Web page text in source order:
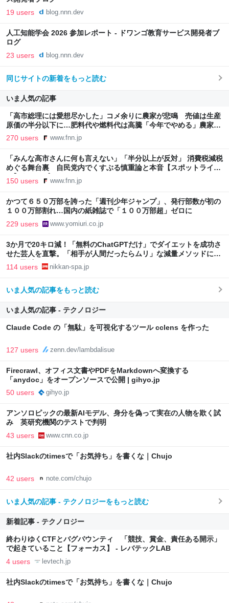
19 users blog.nnn.dev
人工知能学会 2026 参加レポート - ドワンゴ教育サービス開発者ブ
ログ
23 users blog.nnn.dev
同じサイトの新着をもっと読む
いま人気の記事
「高市総理には愛想尽かした」コメ余りに農家が悲鳴 売値は生産
原価の半分以下に…肥料代や燃料代は高騰「今年でやめる」農家も
｜FNNプライムオンライン
270 users www.fnn.jp
「みんな高市さんに何も言えない」「半分以上が反対」 消費税減税
めぐる舞台裏 自民党内でくすぶる慎重論と本音【スポットライ
ト】｜FNNプライムオンライン
150 users www.fnn.jp
かつて６５０万部を誇った「週刊少年ジャンプ」、発行部数が初の
１００万部割れ…国内の紙雑誌で「１００万部超」ゼロに
229 users www.yomiuri.co.jp
3か月で20キロ減！「無料のChatGPTだけ」でダイエットを成功さ
せた芸人を直撃。「相手が人間だったらムリ」な減量メソッドに驚
き | 日刊SPA!
114 users nikkan-spa.jp
いま人気の記事をもっと読む
いま人気の記事 - テクノロジー
Claude Code の「無駄」を可視化するツール cclens を作った
127 users zenn.dev/lambdalisue
Firecrawl、オフィス文書やPDFをMarkdownへ変換する
「anydoc」をオープンソースで公開 | gihyo.jp
50 users gihyo.jp
アンソロピックの最新AIモデル、身分を偽って実在の人物を欺く試
み 英研究機関のテストで判明
43 users www.cnn.co.jp
社内Slackのtimesで「お気持ち」を書くな｜Chujo
42 users note.com/chujo
いま人気の記事 - テクノロジーをもっと読む
新着記事 - テクノロジー
終わりゆくCTFとバグバウンティ 「競技、賞金、責任ある開示」
で起きていること【フォーカス】 - レバテックLAB
4 users levtech.jp
社内Slackのtimesで「お気持ち」を書くな｜Chujo